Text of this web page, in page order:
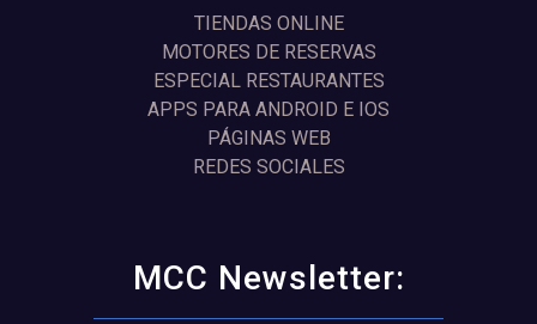
TIENDAS ONLINE
MOTORES DE RESERVAS
ESPECIAL RESTAURANTES
APPS PARA ANDROID E IOS
PÁGINAS WEB
REDES SOCIALES
MCC Newsletter: